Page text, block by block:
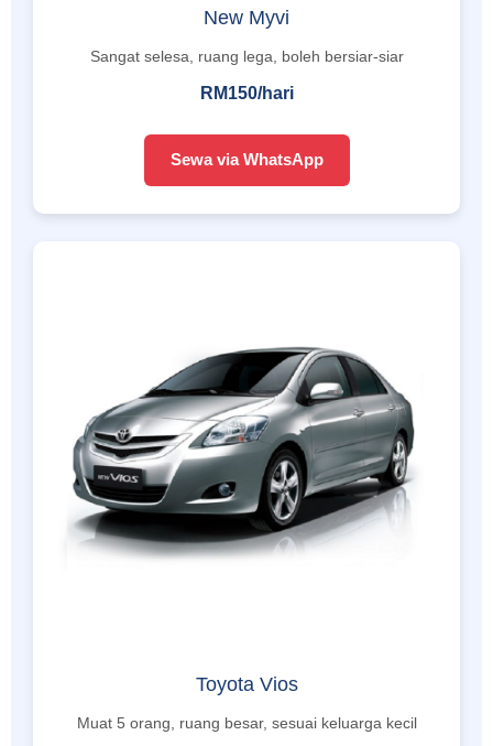
New Myvi
Sangat selesa, ruang lega, boleh bersiar-siar
RM150/hari
Sewa via WhatsApp
Toyota Vios
Muat 5 orang, ruang besar, sesuai keluarga kecil